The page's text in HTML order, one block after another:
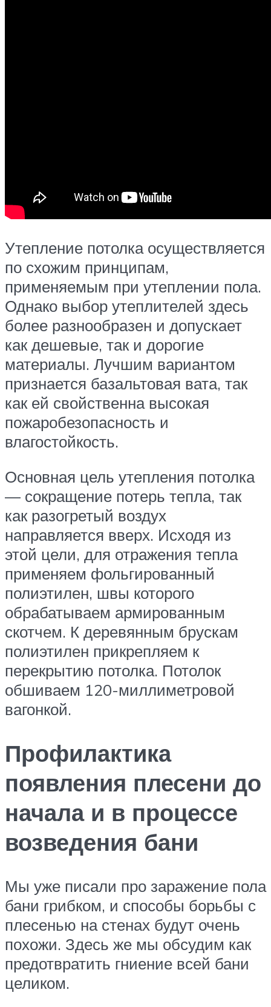
Утепление потолка осуществляется
по схожим принципам,
применяемым при утеплении пола.
Однако выбор утеплителей здесь
более разнообразен и допускает
как дешевые, так и дорогие
материалы. Лучшим вариантом
признается базальтовая вата, так
как ей свойственна высокая
пожаробезопасность и
влагостойкость.
Основная цель утепления потолка
— сокращение потерь тепла, так
как разогретый воздух
направляется вверх. Исходя из
этой цели, для отражения тепла
применяем фольгированный
полиэтилен, швы которого
обрабатываем армированным
скотчем. К деревянным брускам
полиэтилен прикрепляем к
перекрытию потолка. Потолок
обшиваем 120-миллиметровой
вагонкой.
Профилактика
появления плесени до
начала и в процессе
возведения бани
Мы уже писали про заражение пола
бани грибком, и способы борьбы с
плесенью на стенах будут очень
похожи. Здесь же мы обсудим как
предотвратить гниение всей бани
целиком.